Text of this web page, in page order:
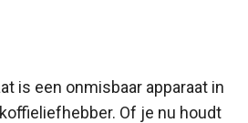
is een onmisbaar apparaat in
Of je nu houdt